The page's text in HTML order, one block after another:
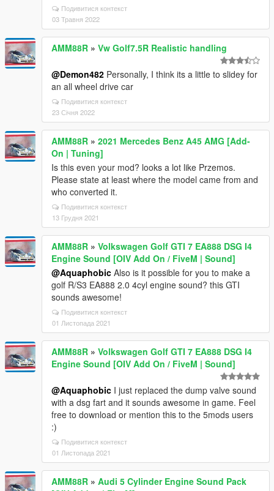
Подивитися контекст
03 Травня 2022
AMM88R » Vw Golf7.5R Realistic handling
@Demon482 Personally, I think its a little to slidey for
an all wheel drive car
Подивитися контекст
23 Січня 2022
AMM88R » 2021 Mercedes Benz A45 AMG [Add-
On | Tuning]
Is this even your mod? looks a lot like Przemos.
Please state at least where the model came from and
who converted it.
Подивитися контекст
13 Грудня 2021
AMM88R » Volkswagen Golf GTI 7 EA888 DSG I4
Engine Sound [OIV Add On / FiveM | Sound]
@Aquaphobic Also is it possible for you to make a
golf R/S3 EA888 2.0 4cyl engine sound? this GTI
sounds awesome!
Подивитися контекст
01 Листопада 2021
AMM88R » Volkswagen Golf GTI 7 EA888 DSG I4
Engine Sound [OIV Add On / FiveM | Sound]
@Aquaphobic I just replaced the dump valve sound
with a dsg fart and it sounds awesome in game. Feel
free to download or mention this to the 5mods users
:)
Подивитися контекст
01 Листопада 2021
AMM88R » Audi 5 Cylinder Engine Sound Pack